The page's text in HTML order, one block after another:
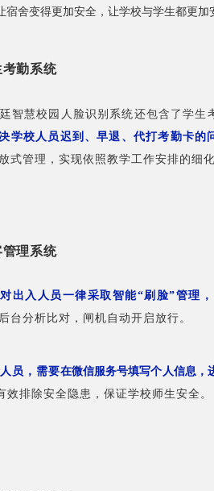
宿舍变得更加安全，让学校与学生都更加
考勤系统
智慧校园人脸识别系统还包含了学生
学校人员迟到、早退、代打考勤卡的
式管理，实现依照教学工作安排的细化
管理系统
出入人员一律采取智能“刷脸”管理，
台分析比对，闸机自动开启放行。
员，需要在微信服务号填写个人信息，
效排除安全隐患，保证学校师生安全 。